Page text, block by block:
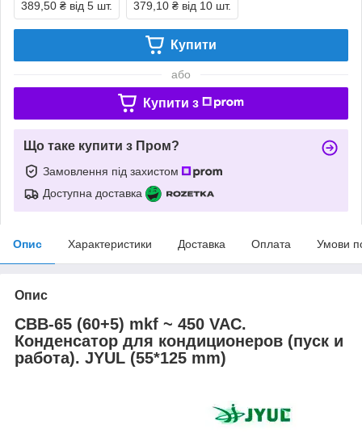
389,50 ₴ від 5 шт. 379,10 ₴ від 10 шт.
Купити
або
Купити з
Що таке купити з Пром?
Замовлення під захистом
Доступна доставка
Опис Характеристики Доставка Оплата Умови
Опис
CBB-65 (60+5) mkf ~ 450 VAC.
Конденсатор для кондиционеров (пуск и
работа). JYUL (55*125 mm)